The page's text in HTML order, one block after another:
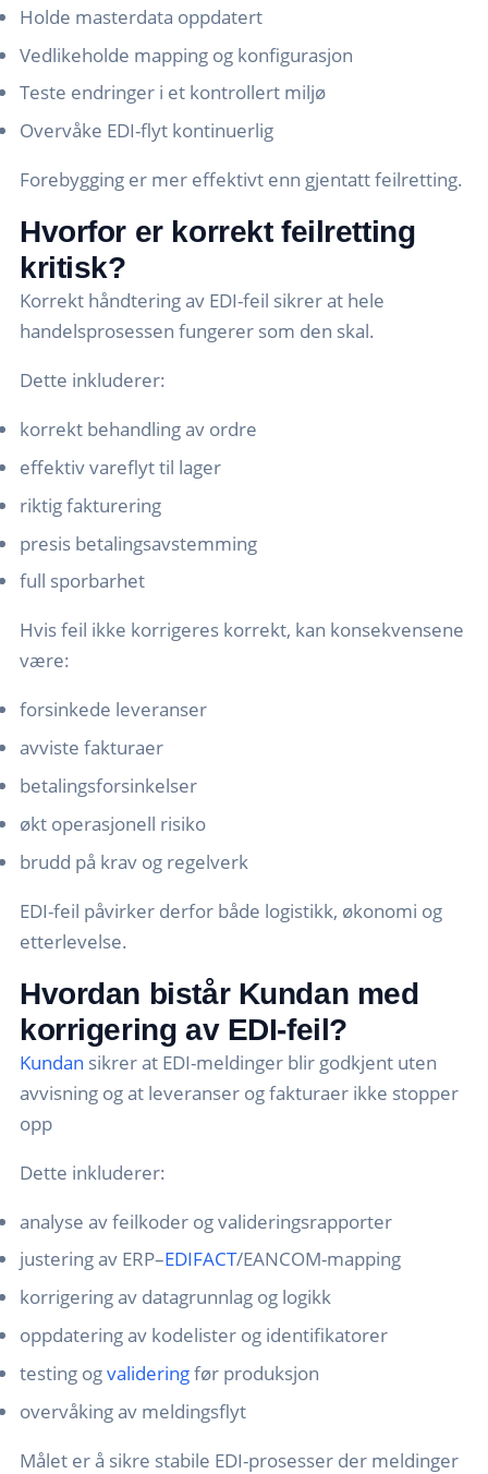
Holde masterdata oppdatert
Vedlikeholde mapping og konfigurasjon
Teste endringer i et kontrollert miljø
Overvåke EDI-flyt kontinuerlig
Forebygging er mer effektivt enn gjentatt feilretting.
Hvorfor er korrekt feilretting
kritisk?
Korrekt håndtering av EDI-feil sikrer at hele
handelsprosessen fungerer som den skal.
Dette inkluderer:
korrekt behandling av ordre
effektiv vareflyt til lager
riktig fakturering
presis betalingsavstemming
full sporbarhet
Hvis feil ikke korrigeres korrekt, kan konsekvensene
være:
forsinkede leveranser
avviste fakturaer
betalingsforsinkelser
økt operasjonell risiko
brudd på krav og regelverk
EDI-feil påvirker derfor både logistikk, økonomi og
etterlevelse.
Hvordan bistår Kundan med
korrigering av EDI-feil?
Kundan sikrer at EDI-meldinger blir godkjent uten
avvisning og at leveranser og fakturaer ikke stopper
opp
Dette inkluderer:
analyse av feilkoder og valideringsrapporter
justering av ERP–EDIFACT/EANCOM-mapping
korrigering av datagrunnlag og logikk
oppdatering av kodelister og identifikatorer
testing ogvalideringfør produksjon
overvåking av meldingsflyt
Målet er å sikre stabile EDI-prosesser der meldinger